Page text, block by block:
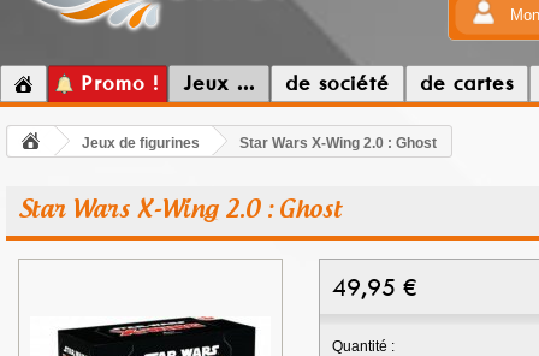
Promo ! Jeux ... de société de cartes
Jeux de figurines Star Wars X-Wing 2.0 : Ghost
Star Wars X-Wing 2.0 : Ghost
49,95 €
Quantité :